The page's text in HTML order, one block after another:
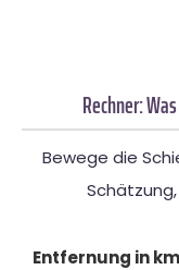
Rechner:
Bewege die
Entfernung in